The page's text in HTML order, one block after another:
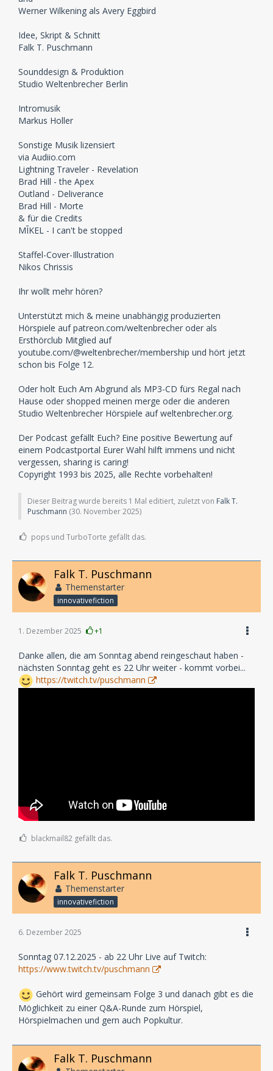
Werner Wilkening als Avery Eggbird
Idee, Skript & Schnitt
Falk T. Puschmann
Sounddesign & Produktion
Studio Weltenbrecher Berlin
Intromusik
Markus Holler
Sonstige Musik lizensiert
via Audiio.com
Lightning Traveler - Revelation
Brad Hill - the Apex
Outland - Deliverance
Brad Hill - Morte
& für die Credits
MĪKEL - I can't be stopped
Staffel-Cover-Illustration
Nikos Chrissis
Ihr wollt mehr hören?
Unterstützt mich & meine unabhängig produzierten
Hörspiele auf patreon.com/weltenbrecher oder als
Ersthörclub Mitglied auf
youtube.com/@weltenbrecher/membership und hört jetzt
schon bis Folge 12.
Oder holt Euch Am Abgrund als MP3-CD fürs Regal nach
Hause oder shopped meinen merge oder die anderen
Studio Weltenbrecher Hörspiele auf weltenbrecher.org.
Der Podcast gefällt Euch? Eine positive Bewertung auf
einem Podcastportal Eurer Wahl hilft immens und nicht
vergessen, sharing is caring!
Copyright 1993 bis 2025, alle Rechte vorbehalten!
Dieser Beitrag wurde bereits 1 Mal editiert, zuletzt von Falk T.
Puschmann (30. November 2025)
pops und TurboTorte gefällt das.
Falk T. Puschmann
Themenstarter
innovativefiction
1. Dezember 2025 +1
Danke allen, die am Sonntag abend reingeschaut haben -
nächsten Sonntag geht es 22 Uhr weiter - kommt vorbei...
https://twitch.tv/puschmann
blackmail82 gefällt das.
Falk T. Puschmann
Themenstarter
innovativefiction
6. Dezember 2025
Sonntag 07.12.2025 - ab 22 Uhr Live auf Twitch:
https://www.twitch.tv/puschmann
Gehört wird gemeinsam Folge 3 und danach gibt es die
Möglichkeit zu einer Q&A-Runde zum Hörspiel,
Hörspielmachen und gern auch Popkultur.
Falk T. Puschmann